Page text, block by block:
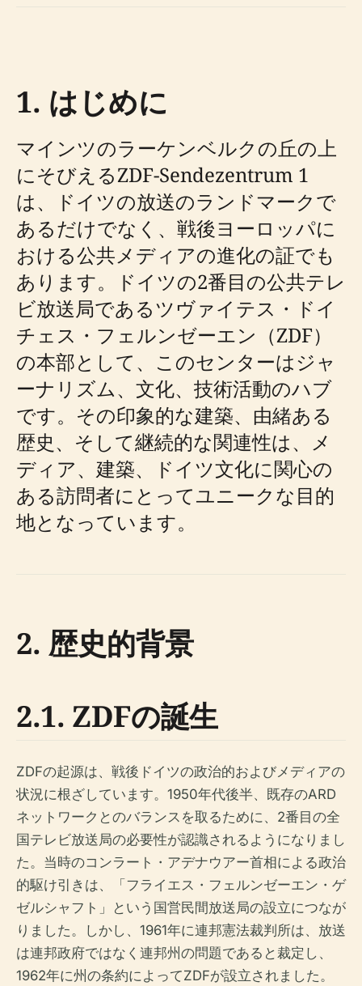
1. はじめに
マインツのラーケンベルクの丘の上
にそびえるZDF-Sendezentrum 1
は、ドイツの放送のランドマークで
あるだけでなく、戦後ヨーロッパに
おける公共メディアの進化の証でも
あります。ドイツの2番目の公共テレ
ビ放送局であるツヴァイテス・ドイ
チェス・フェルンゼーエン（ZDF）
の本部として、このセンターはジャ
ーナリズム、文化、技術活動のハブ
です。その印象的な建築、由緒ある
歴史、そして継続的な関連性は、メ
ディア、建築、ドイツ文化に関心の
ある訪問者にとってユニークな目的
地となっています。
2. 歴史的背景
2.1. ZDFの誕生
ZDFの起源は、戦後ドイツの政治的およびメディアの
状況に根ざしています。1950年代後半、既存のARD
ネットワークとのバランスを取るために、2番目の全
国テレビ放送局の必要性が認識されるようになりまし
た。当時のコンラート・アデナウアー首相による政治
的駆け引きは、「フライエス・フェルンゼーエン・ゲ
ゼルシャフト」という国営民間放送局の設立につなが
りました。しかし、1961年に連邦憲法裁判所は、放送
は連邦政府ではなく連邦州の問題であると裁定し、
1962年に州の条約によってZDFが設立されました。